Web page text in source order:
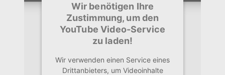
Wir benötigen Ihre
Zustimmung, um den
YouTube Video-Service
zu laden!
Wir verwenden einen Service eines
Drittanbieters, um Videoinhalte